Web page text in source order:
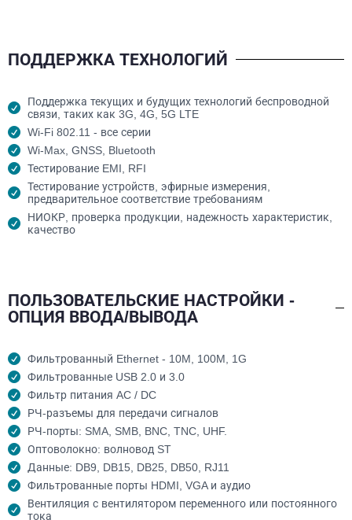
ПОДДЕРЖКА ТЕХНОЛОГИЙ
Поддержка текущих и будущих технологий беспроводной
связи, таких как 3G, 4G, 5G LTE
Wi-Fi 802.11 - все серии
Wi-Max, GNSS, Bluetooth
Тестирование EMI, RFI
Тестирование устройств, эфирные измерения,
предварительное соответствие требованиям
НИОКР, проверка продукции, надежность характеристик,
качество
ПОЛЬЗОВАТЕЛЬСКИЕ НАСТРОЙКИ -
ОПЦИЯ ВВОДА/ВЫВОДА
Фильтрованный Ethernet - 10M, 100M, 1G
Фильтрованные USB 2.0 и 3.0
Фильтр питания AC / DC
РЧ-разъемы для передачи сигналов
РЧ-порты: SMA, SMB, BNC, TNC, UHF.
Оптоволокно: волновод ST
Данные: DB9, DB15, DB25, DB50, RJ11
Фильтрованные порты HDMI, VGA и аудио
Вентиляция с вентилятором переменного или постоянного
тока